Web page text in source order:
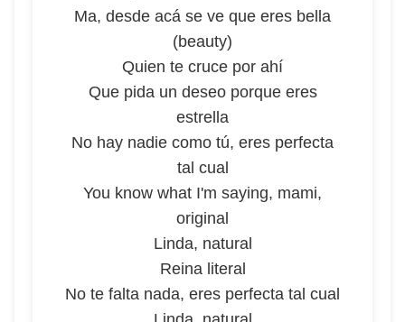
Ma, desde acá se ve que eres bella
(beauty)
Quien te cruce por ahí
Que pida un deseo porque eres
estrella
No hay nadie como tú, eres perfecta
tal cual
You know what I'm saying, mami,
original
Linda, natural
Reina literal
No te falta nada, eres perfecta tal cual